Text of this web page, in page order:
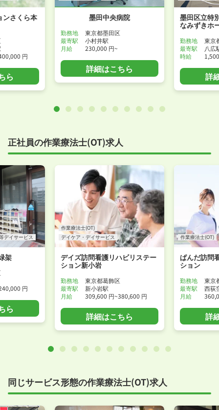
ンさくら本
円
ら
墨田中央病院
勤務地
東京都墨田区
最寄駅
小村井駅
月給
230,000 円~
詳細はこちら
墨田区立特
なみずきホ
勤務地
東京
最寄駅
八広
時給
詳
正社員の作業療法士(OT)求人
デイサービス
架
円
ら
作業療法士(OT)
デイケア・デイサービス
デイズ訪問看護リハビリステー
ション新小岩
勤務地
東京都葛飾区
最寄駅
新小岩駅
月給
309,600 円~380,600 円
詳細はこちら
作業療法士(OT)
ぱんだ訪問
ション
勤務地
東京
最寄駅
西荻
月給
詳
同じサービス形態の作業療法士(OT)求人